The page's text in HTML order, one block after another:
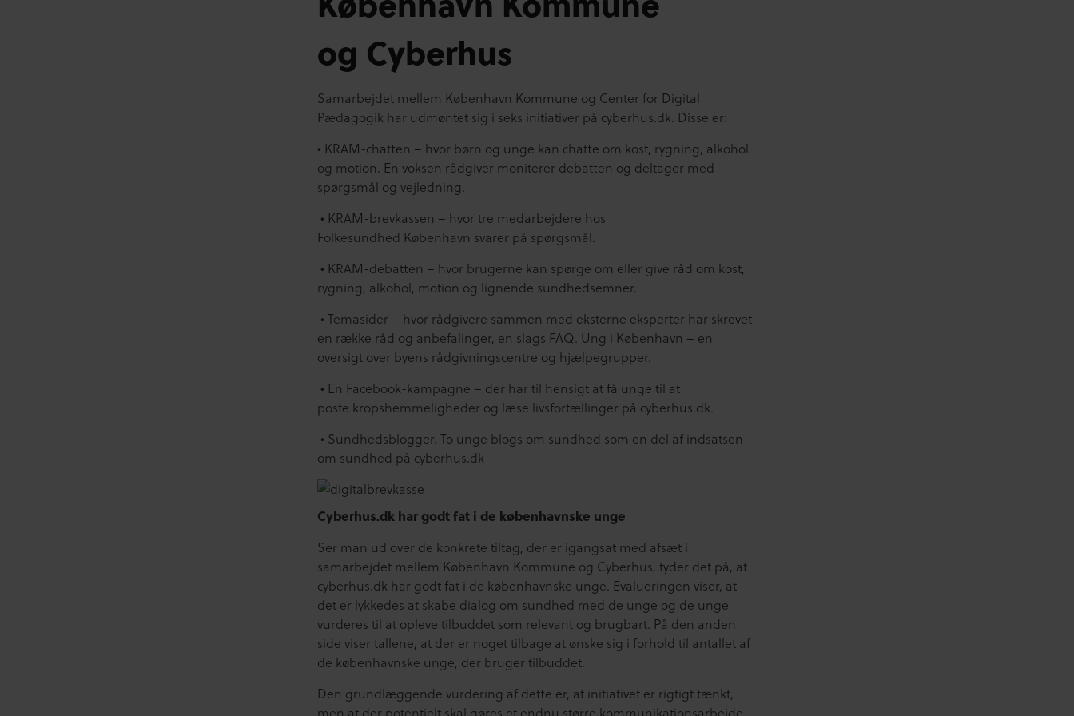
og Cyberhus
Samarbejdet mellem København Kommune og Center for Digital
Pædagogik har udmøntet sig i seks initiativer på cyberhus.dk. Disse er:
• KRAM-chatten – hvor børn og unge kan chatte om kost, rygning, alkohol
og motion. En voksen rådgiver moniterer debatten og deltager med
spørgsmål og vejledning.
• KRAM-brevkassen – hvor tre medarbejdere hos
Folkesundhed København svarer på spørgsmål.
• KRAM-debatten – hvor brugerne kan spørge om eller give råd om kost,
rygning, alkohol, motion og lignende sundhedsemner.
• Temasider – hvor rådgivere sammen med eksterne eksperter har skrevet
en række råd og anbefalinger, en slags FAQ. Ung i København – en
oversigt over byens rådgivningscentre og hjælpegrupper.
• En Facebook-kampagne – der har til hensigt at få unge til at
poste kropshemmeligheder og læse livsfortællinger på cyberhus.dk.
• Sundhedsblogger. To unge blogs om sundhed som en del af indsatsen
om sundhed på cyberhus.dk
Cyberhus.dk har godt fat i de københavnske unge
Ser man ud over de konkrete tiltag, der er igangsat med afsæt i
samarbejdet mellem København Kommune og Cyberhus, tyder det på, at
cyberhus.dk har godt fat i de københavnske unge. Evalueringen viser, at
det er lykkedes at skabe dialog om sundhed med de unge og de unge
vurderes til at opleve tilbuddet som relevant og brugbart. På den anden
side viser tallene, at der er noget tilbage at ønske sig i forhold til antallet af
de københavnske unge, der bruger tilbuddet.
Den grundlæggende vurdering af dette er, at initiativet er rigtigt tænkt,